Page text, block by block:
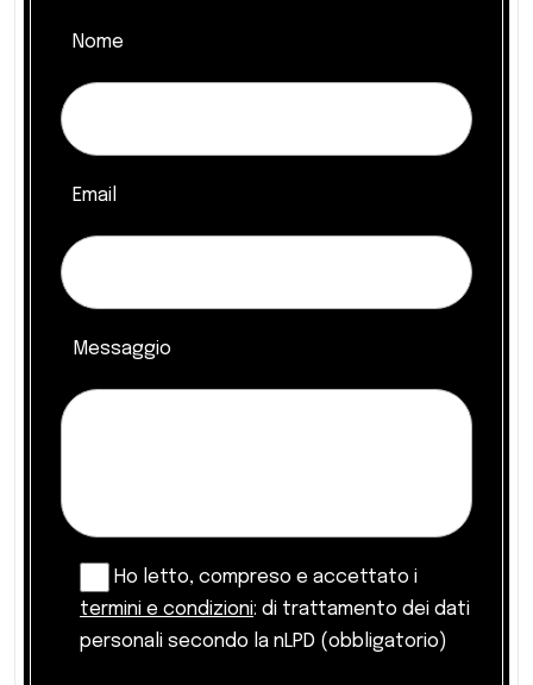
Nome
Email
Messaggio
Ho letto, compreso e accettato i
termini e condizioni: di trattamento dei dati
personali secondo la nLPD (obbligatorio)